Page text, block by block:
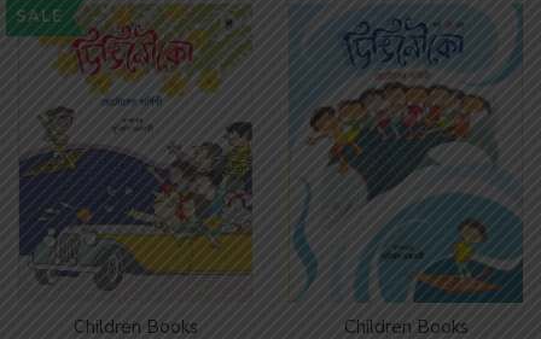
SALE
Children Books Children Books